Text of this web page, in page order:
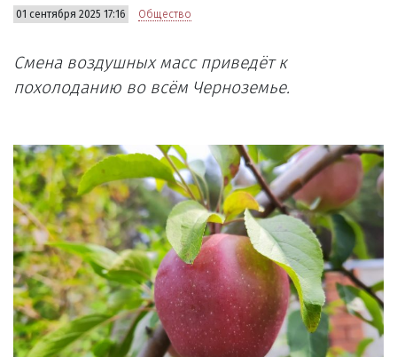
01 сентября 2025 17:16 Общество
Смена воздушных масс приведёт к
похолоданию во всём Черноземье.